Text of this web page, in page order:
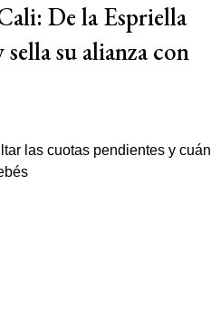
De la Espriella
su alianza con